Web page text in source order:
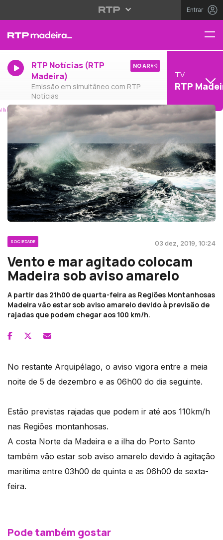
Entrar
RTP Notícias (RTP
Madeira)
Emissão em simultâneo com RTP
Notícias
NO AR
TV
RTP
SOCIEDADE 03 dez, 2019, 10:24
Vento e mar agitado colocam
Madeira sob aviso amarelo
A partir das 21h00 de quarta-feira as Regiões Montanhosas
Madeira vão estar sob aviso amarelo devido à previsão de
rajadas que podem chegar aos 100 km/h.
No restante Arquipélago, o aviso vigora entre a meia
noite de 5 de dezembro e as 06h00 do dia seguinte.
Estão previstas rajadas que podem ir até aos 110km/h
nas Regiões montanhosas.
A costa Norte da Madeira e a ilha do Porto Santo
também vão estar sob aviso amarelo devido à agitação
marítima entre 03h00 de quinta e as 06h00 de sexta-
feira.
Pode também gostar